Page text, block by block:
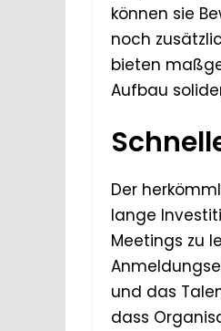
können sie
noch
bieten
Aufbau
Der
lange
Meetings zu
und das
dass